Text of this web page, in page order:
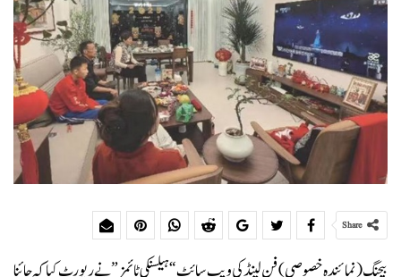
Share
بیجنگ (نمائندہ خصوصی)فن لینڈ کی ویب سائٹ “ہیلسنکی ٹائمز” نے رپورٹ کیا کہ چائنا